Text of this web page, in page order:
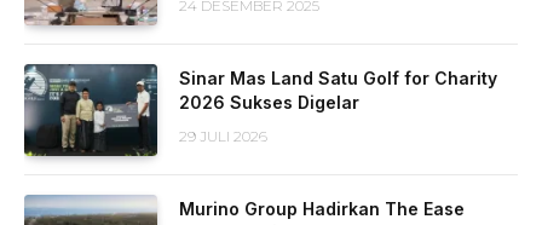
24 DESEMBER 2025
Sinar Mas Land Satu Golf for Charity
2026 Sukses Digelar
29 JULI 2026
Murino Group Hadirkan The Ease